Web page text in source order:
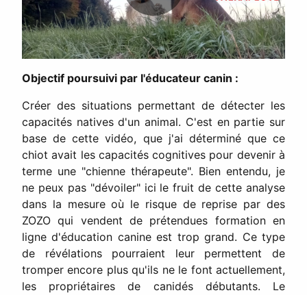
Objectif poursuivi par l'éducateur canin :
Créer des situations permettant de détecter les
capacités natives d'un animal. C'est en partie sur
base de cette vidéo, que j'ai déterminé que ce
chiot avait les capacités cognitives pour devenir à
terme une "chienne thérapeute". Bien entendu, je
ne peux pas "dévoiler" ici le fruit de cette analyse
dans la mesure où le risque de reprise par des
ZOZO qui vendent de prétendues formation en
ligne d'éducation canine est trop grand. Ce type
de révélations pourraient leur permettent de
tromper encore plus qu'ils ne le font actuellement,
les propriétaires de canidés débutants. Le